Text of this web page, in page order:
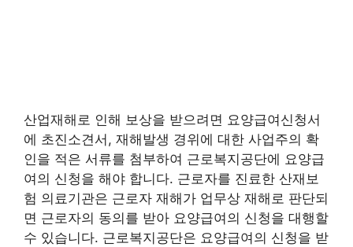
산업재해로 인해 보상을 받으려면 요양급여신청서
에 초진소견서, 재해발생 경위에 대한 사업주의 확
인을 적은 서류를 첨부하여 근로복지공단에 요양급
여의 신청을 해야 합니다. 근로자를 진료한 산재보
험 의료기관은 근로자 재해가 업무상 재해로 판단되
면 근로자의 동의를 받아 요양급여의 신청을 대행할
수 있습니다. 근로복지공단은 요양급여의 신청을 받